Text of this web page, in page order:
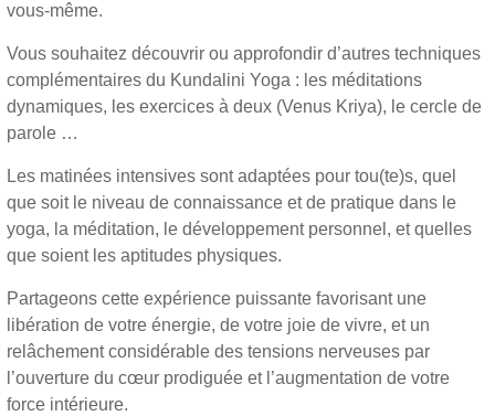
vous-même.
Vous souhaitez découvrir ou approfondir d’autres techniques
complémentaires du Kundalini Yoga : les méditations
dynamiques, les exercices à deux (Venus Kriya), le cercle de
parole …
Les matinées intensives sont adaptées pour tou(te)s, quel
que soit le niveau de connaissance et de pratique dans le
yoga, la méditation, le développement personnel, et quelles
que soient les aptitudes physiques.
Partageons cette expérience puissante favorisant une
libération de votre énergie, de votre joie de vivre, et un
relâchement considérable des tensions nerveuses par
l’ouverture du cœur prodiguée et l’augmentation de votre
force intérieure.